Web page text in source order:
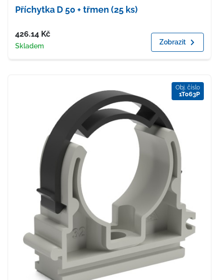
Příchytka D 50 + třmen (25 ks)
Cena
426.14 Kč
Dostupnost
Skladem Zobrazit
Obj. číslo
1T063P